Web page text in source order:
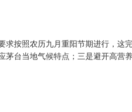
按照农历九月重阳节期进行，这
台当地气候特点；三是避开高营